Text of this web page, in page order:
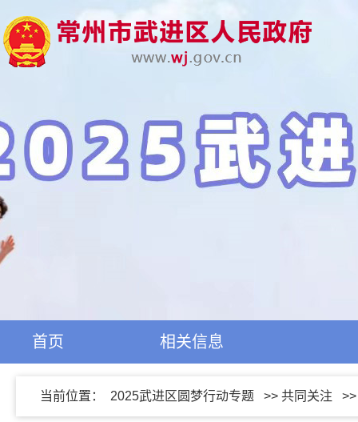
首页 相关信息
当前位置： 2025武进区圆梦行动专题 >> 共同关注